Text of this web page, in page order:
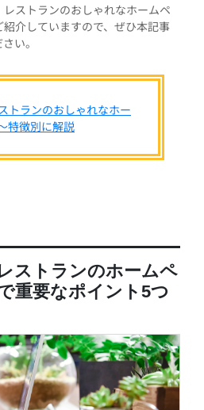
ストランのおしゃれなホームペ
介していますので、ぜひ本記事
い。
トランのおしゃれなホー
特徴別に解説
ストランのホームペ
重要なポイント5つ